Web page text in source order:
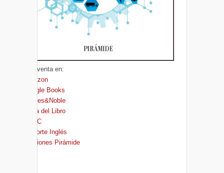
A la venta en:
Amazon
Google Books
Barnes&Noble
Casa del Libro
FNAC
El Corte Inglés
Ediciones Pirámide